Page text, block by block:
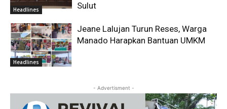
Headlines
Sulut
Headlines
Jeane Lalujan Turun Reses, Warga
Manado Harapkan Bantuan UMKM
- Advertisment -